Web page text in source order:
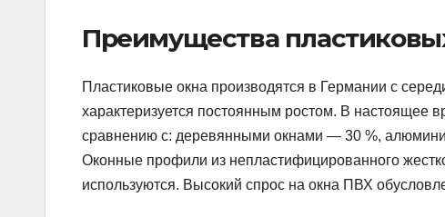
Преимущества
Пластиковые окна производятся в Германии с
характеризуется постоянным ростом. В настоящее
сравнению с: деревянными окнами — 30 %,
Оконные профили из непластифицированного
используются. Высокий спрос на окна ПВХ